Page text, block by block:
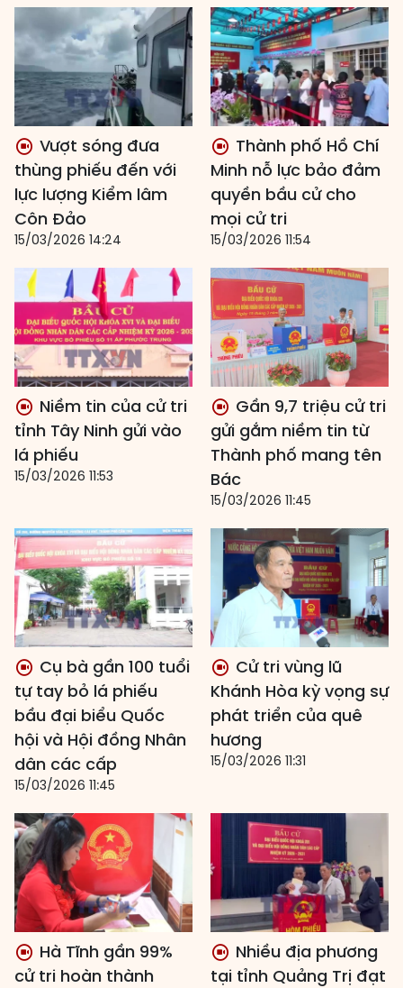
Vượt sóng đưa
thùng phiếu đến với
lực lượng Kiểm lâm
Côn Đảo
15/03/2026 14:24
Thành phố Hồ Chí
Minh nỗ lực bảo đảm
quyền bầu cử cho
mọi cử tri
15/03/2026 11:54
Niềm tin của cử tri
tỉnh Tây Ninh gửi vào
lá phiếu
15/03/2026 11:53
Gần 9,7 triệu cử tri
gửi gắm niềm tin từ
Thành phố mang tên
Bác
15/03/2026 11:45
Cụ bà gần 100 tuổi
tự tay bỏ lá phiếu
bầu đại biểu Quốc
hội và Hội đồng Nhân
dân các cấp
15/03/2026 11:45
Cử tri vùng lũ
Khánh Hòa kỳ vọng sự
phát triển của quê
hương
15/03/2026 11:31
Hà Tĩnh gần 99%
cử tri hoàn thành
Nhiều địa phương
tại tỉnh Quảng Trị đạt